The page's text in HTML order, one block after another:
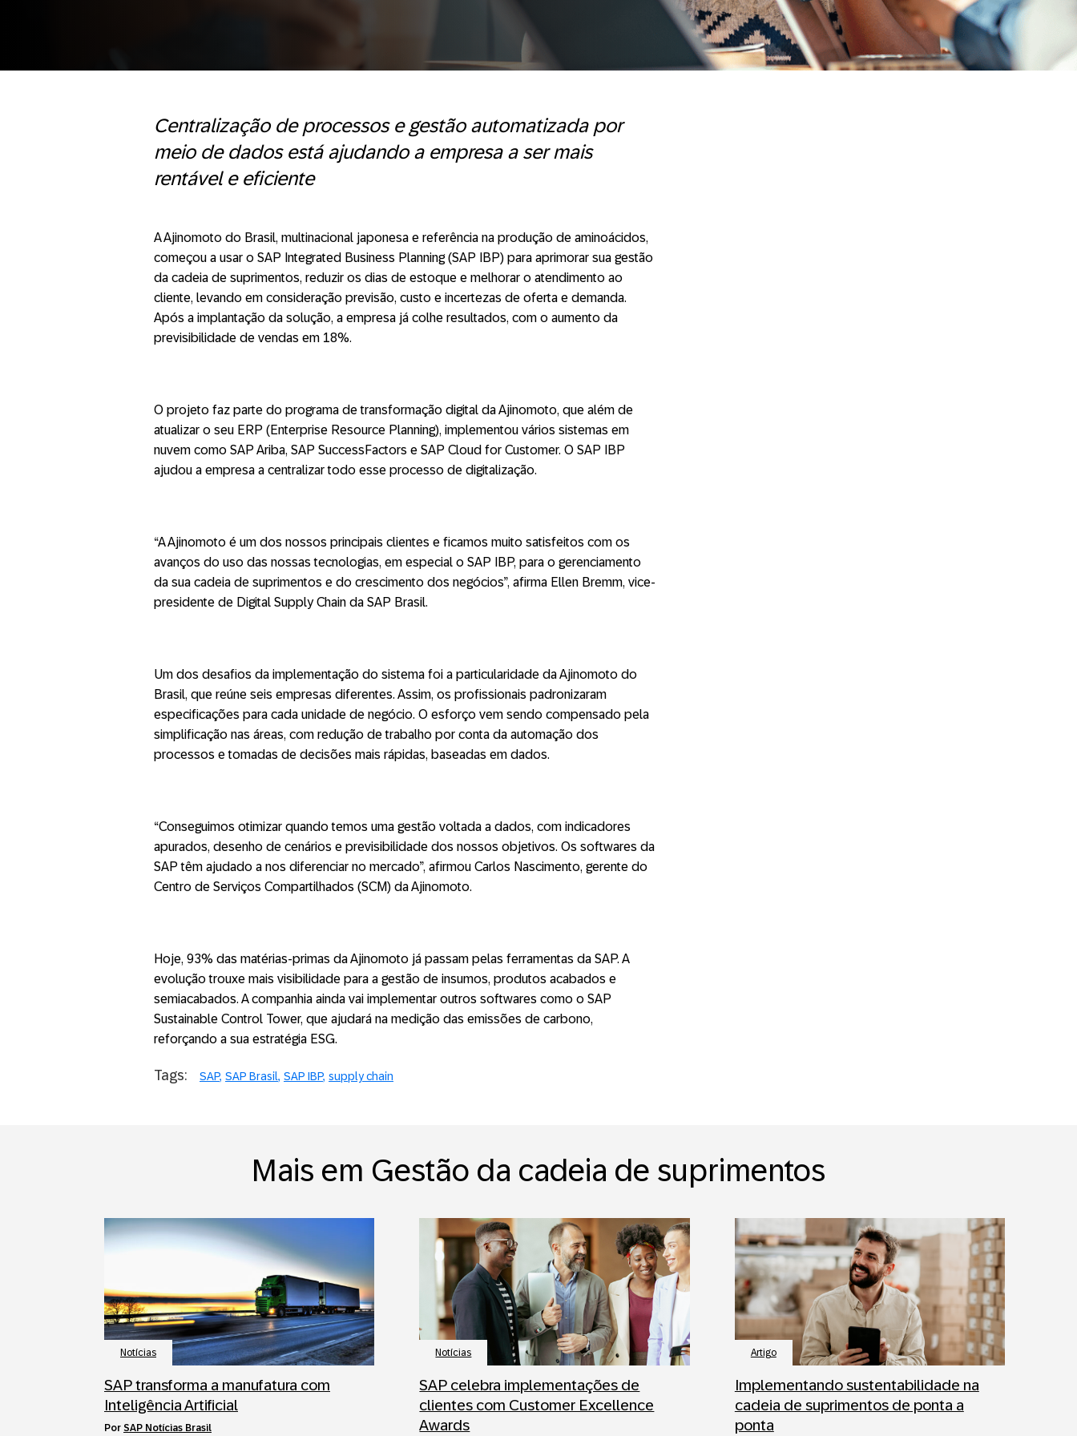
Centralização de processos e gestão automatizada por
meio de dados está ajudando a empresa a ser mais
rentável e eficiente
A Ajinomoto do Brasil, multinacional japonesa e referência na produção de aminoácidos,
começou a usar o SAP Integrated Business Planning (SAP IBP) para aprimorar sua gestão
da cadeia de suprimentos, reduzir os dias de estoque e melhorar o atendimento ao
cliente, levando em consideração previsão, custo e incertezas de oferta e demanda.
Após a implantação da solução, a empresa já colhe resultados, com o aumento da
previsibilidade de vendas em 18%.
O projeto faz parte do programa de transformação digital da Ajinomoto, que além de
atualizar o seu ERP (Enterprise Resource Planning), implementou vários sistemas em
nuvem como SAP Ariba, SAP SuccessFactors e SAP Cloud for Customer. O SAP IBP
ajudou a empresa a centralizar todo esse processo de digitalização.
“A Ajinomoto é um dos nossos principais clientes e ficamos muito satisfeitos com os
avanços do uso das nossas tecnologias, em especial o SAP IBP, para o gerenciamento
da sua cadeia de suprimentos e do crescimento dos negócios”, afirma Ellen Bremm, vice-
presidente de Digital Supply Chain da SAP Brasil.
Um dos desafios da implementação do sistema foi a particularidade da Ajinomoto do
Brasil, que reúne seis empresas diferentes. Assim, os profissionais padronizaram
especificações para cada unidade de negócio. O esforço vem sendo compensado pela
simplificação nas áreas, com redução de trabalho por conta da automação dos
processos e tomadas de decisões mais rápidas, baseadas em dados.
“Conseguimos otimizar quando temos uma gestão voltada a dados, com indicadores
apurados, desenho de cenários e previsibilidade dos nossos objetivos. Os softwares da
SAP têm ajudado a nos diferenciar no mercado”, afirmou Carlos Nascimento, gerente do
Centro de Serviços Compartilhados (SCM) da Ajinomoto.
Hoje, 93% das matérias-primas da Ajinomoto já passam pelas ferramentas da SAP. A
evolução trouxe mais visibilidade para a gestão de insumos, produtos acabados e
semiacabados. A companhia ainda vai implementar outros softwares como o SAP
Sustainable Control Tower, que ajudará na medição das emissões de carbono,
reforçando a sua estratégia ESG.
Tags: SAP SAP Brasil SAP IBP supply chain
Mais em Gestão da cadeia de suprimentos
Notícias
SAP transforma a manufatura com
Inteligência Artificial
por SAP Notícias Brasil
Notícias
SAP celebra implementações de
clientes com Customer Excellence
Awards
Artigo
Implementando sustentabilidade na
cadeia de suprimentos de ponta a
ponta